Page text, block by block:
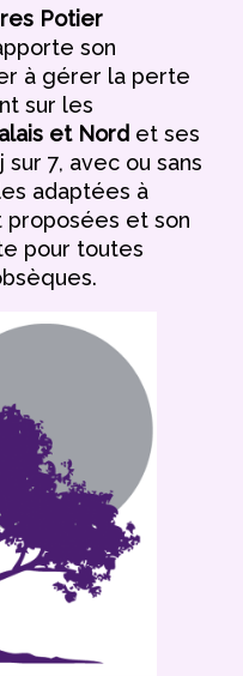
Potier
son
à gérer la perte
sur les
et Nord et ses
7, avec ou sans
adaptées à
proposées et son
pour toutes